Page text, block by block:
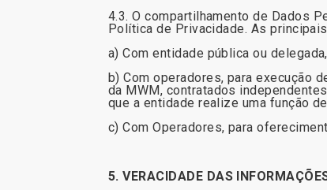
4.3. O compartilhamento de Dados
Política de Privacidade. As
a) Com entidade pública ou
b) Com operadores, para execução
da MWM, contratados
que a entidade realize uma função
c) Com Operadores, para
5. VERACIDADE DAS